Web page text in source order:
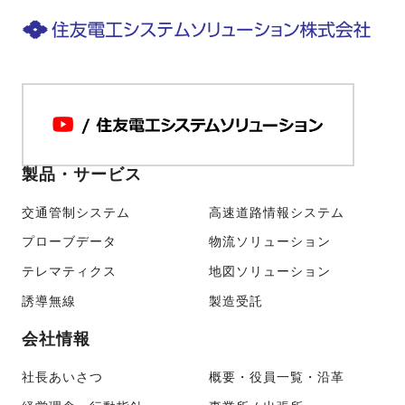
製品・サービス
交通管制システム 高速道路情報システム
プローブデータ 物流ソリューション
テレマティクス 地図ソリューション
誘導無線 製造受託
会社情報
社長あいさつ 概要・役員一覧・沿革